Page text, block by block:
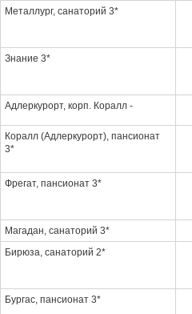
Металлург, санаторий 3*
Знание 3*
Адлеркурорт, корп. Коралл -
Коралл (Адлеркурорт), пансионат
3*
Фрегат, пансионат 3*
Магадан, санаторий 3*
Бирюза, санаторий 2*
Бургас, пансионат 3*